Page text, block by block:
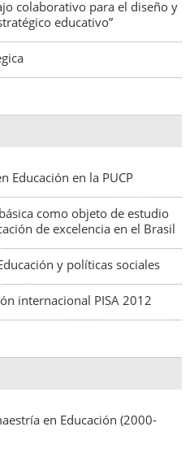
colaborativo para el diseño y
educativo”
Educación en la PUCP
como objeto de estudio
de excelencia en el Brasil
y políticas sociales
internacional PISA 2012
en Educación (2000-